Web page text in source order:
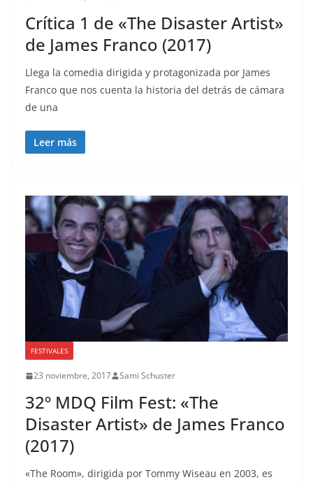
Crítica 1 de «The Disaster Artist»
de James Franco (2017)
Llega la comedia dirigida y protagonizada por James
Franco que nos cuenta la historia del detrás de cámara
de una
Leer más
FESTIVALES
23 noviembre, 2017 Sami Schuster
32º MDQ Film Fest: «The
Disaster Artist» de James Franco
(2017)
«The Room», dirigida por Tommy Wiseau en 2003, es